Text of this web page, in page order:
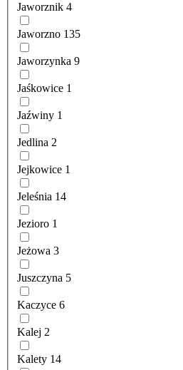
Jaworznik 4
Jaworzno 135
Jaworzynka 9
Jaśkowice 1
Jaźwiny 1
Jedlina 2
Jejkowice 1
Jeleśnia 14
Jezioro 1
Jeżowa 3
Juszczyna 5
Kaczyce 6
Kalej 2
Kalety 14